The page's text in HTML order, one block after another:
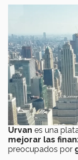
Urvan es una
mejorar las
preocupados por